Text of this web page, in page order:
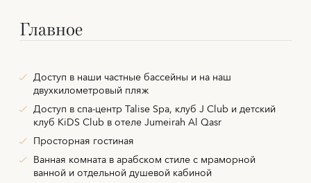
Главное
Доступ в наши частные бассейны и на наш
двухкилометровый пляж
Доступ в спа-центр Talise Spa, клуб J Club и детский
клуб KiDS Club в отеле Jumeirah Al Qasr
Просторная гостиная
Ванная комната в арабском стиле с мраморной
ванной и отдельной душевой кабиной